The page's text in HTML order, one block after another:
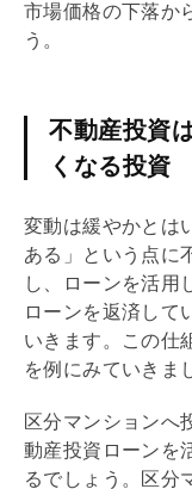
市場価格の下落か
う。
不動産投資
くなる投資
変動は緩やかとは
ある」という点に
し、ローンを活用
ローンを返済して
いきます。この仕
を例にみていきま
区分マンションへ
動産投資ローンを
るでしょう。区分